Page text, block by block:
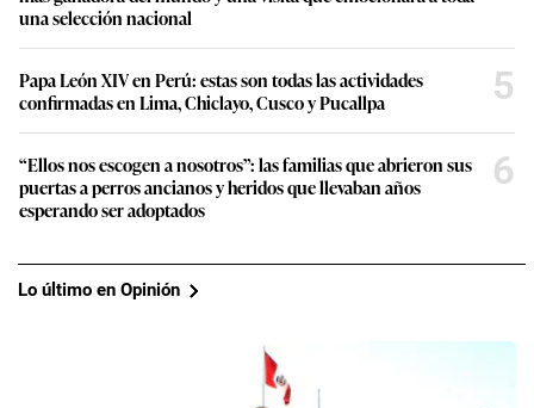
una selección nacional
Papa León XIV en Perú: estas son todas las actividades
confirmadas en Lima, Chiclayo, Cusco y Pucallpa
5
“Ellos nos escogen a nosotros”: las familias que abrieron sus
puertas a perros ancianos y heridos que llevaban años
esperando ser adoptados
6
Lo último en Opinión